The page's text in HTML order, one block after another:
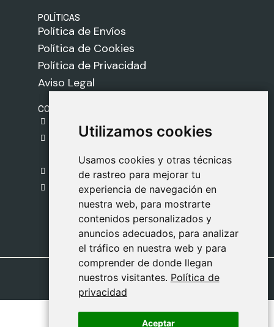
Utilizamos cookies
Usamos cookies y otras técnicas
de rastreo para mejorar tu
experiencia de navegación en
nuestra web, para mostrarte
contenidos personalizados y
anuncios adecuados, para analizar
el tráfico en nuestra web y para
comprender de donde llegan
nuestros visitantes. Política de
privacidad
Aceptar
Utilizamos cookies
Usamos cookies y otras técnicas
de rastreo para mejorar tu
experiencia de navegación en
nuestra web, para mostrarte
contenidos personalizados y
anuncios adecuados, para analizar
el tráfico en nuestra web y para
comprender de donde llegan
nuestros visitantes. Política de
privacidad
Aceptar
POLÍTICAS
Política de Envíos
Política de Cookies
Política de Privacidad
Aviso Legal
CONTACTO
C. del Pradillo, 6, 28770 Colmenar Viejo,
Madrid
918 459 877
Lunes a Viernes
09:00 - 13:00